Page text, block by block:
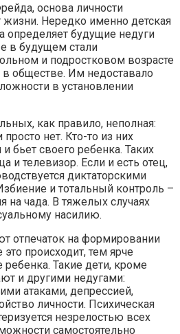
основа личности
жизни. Нередко именно детская
определяет будущие недуги
в будущем стали
и подростковом возрасте
в обществе. Им недоставало
в установлении
как правило, неполная:
нет. Кто-то из них
бьет своего ребенка. Таких
и телевизор. Если и есть отец,
диктаторскими
и тотальный контроль –
на чада. В тяжелых случаях
насилию.
отпечаток на формировании
происходит, тем ярче
ребенка. Такие дети, кроме
и другими недугами:
атаками, депрессией,
личности. Психическая
незрелостью всех
самостоятельно